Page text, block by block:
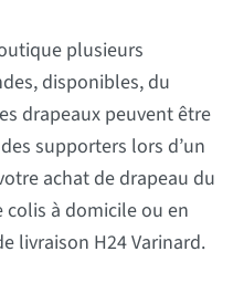
plusieurs
disponibles, du
drapeaux peuvent être
supporters lors d’un
achat de drapeau du
colis à domicile ou en
livraison H24 Varinard.